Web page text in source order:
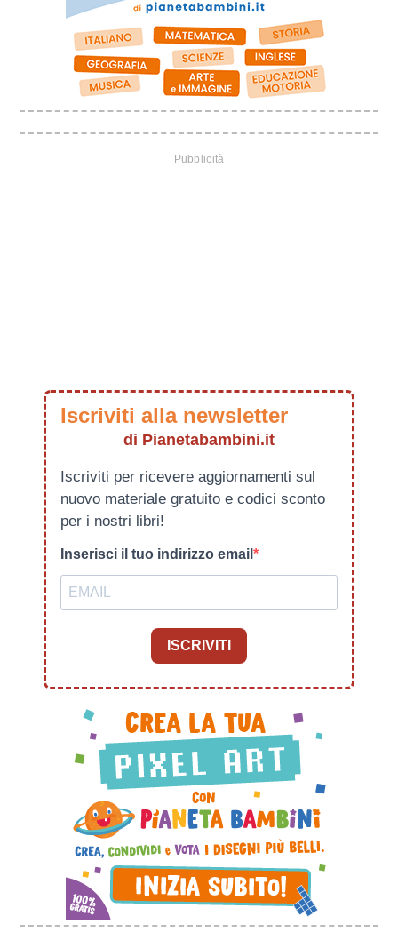
Iscriviti alla newsletter
di Pianetabambini.it
Iscriviti per ricevere aggiornamenti sul
nuovo materiale gratuito e codici sconto
per i nostri libri!
Inserisci il tuo indirizzo email
ISCRIVITI